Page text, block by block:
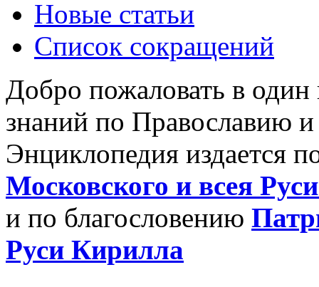
Новые статьи
Список сокращений
Добро пожаловать в
знаний по Православию
Энциклопедия издается
Московского и всея
и по благословению
Руси Кирилла